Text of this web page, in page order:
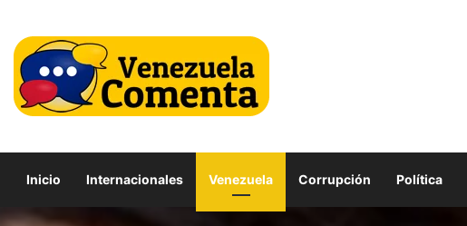
Inicio Internacionales Venezuela Corrupción Política